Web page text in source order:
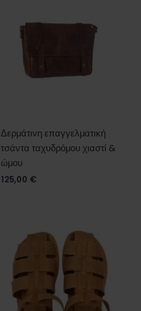
Δερμάτινη επαγγελματική
τσάντα ταχυδρόμου χιαστί &
ώμου
125,00 €